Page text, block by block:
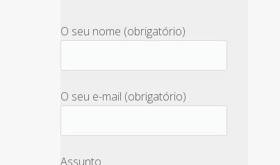
O seu nome (obrigatório)
O seu e-mail (obrigatório)
Assunto